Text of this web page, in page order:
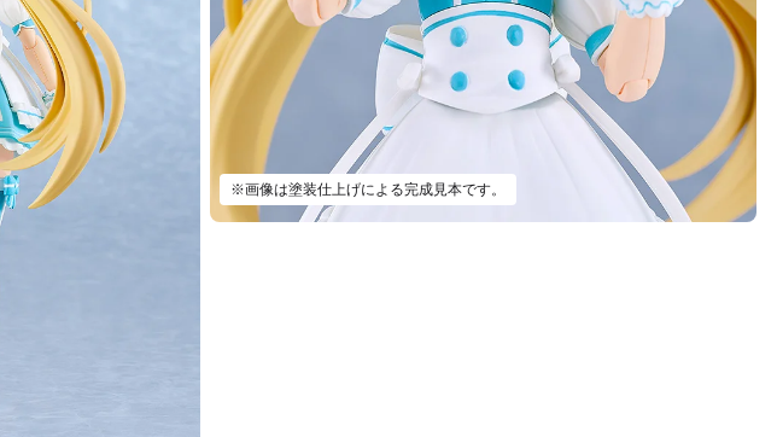
※画像は塗装仕上げによる完成見本です。